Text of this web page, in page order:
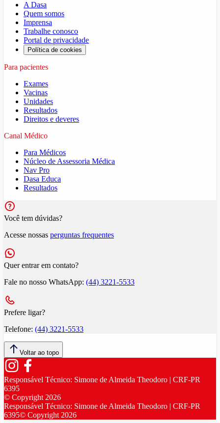
A Dasa
Quem somos
Imprensa
Trabalhe conosco
Portal de privacidade
Política de cookies
Para pacientes
Exames
Vacinas
Unidades
Resultados
Direitos e deveres
Canal Médico
Para Médicos
Núcleo de Assessoria Médica
Nav Pro
Dasa Educa
Resultados
Você tem dúvidas?
Acesse nossas perguntas frequentes
Quer entrar em contato?
Fale no nosso WhatsApp: (44) 3221-5533
Prefere ligar?
Telefone: (44) 3221-5533
Voltar ao topo
Responsável Técnico: Simone de Almeida Theodoro | CRF-PR
6395
© Copyright 2026
Responsável Técnico: Simone de Almeida Theodoro | CRF-PR
6395© Copyright 2026